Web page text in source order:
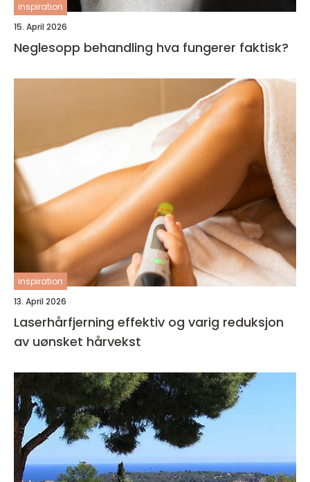
inspiration
15. April 2026
Neglesopp behandling hva fungerer faktisk?
inspiration
13. April 2026
Laserhårfjerning effektiv og varig reduksjon
av uønsket hårvekst